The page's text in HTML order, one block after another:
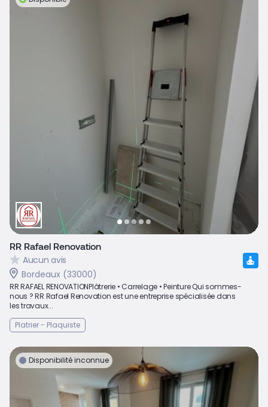
RR Rafael Renovation
Aucun avis
Bordeaux (33000)
RR RAFAEL RENOVATIONPlâtrerie • Carrelage • Peinture Qui sommes-
nous ? RR Rafael Renovation est une entreprise spécialisée dans
les travaux...
Platrier - Plaquiste
Disponibilité inconnue